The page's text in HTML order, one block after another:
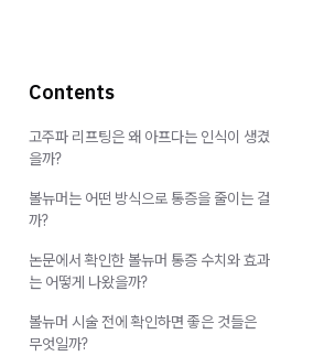
Contents
고주파 리프팅은 왜 아프다는 인식이 생겼
을까?
볼뉴머는 어떤 방식으로 통증을 줄이는 걸
까?
논문에서 확인한 볼뉴머 통증 수치와 효과
는 어떻게 나왔을까?
볼뉴머 시술 전에 확인하면 좋은 것들은
무엇일까?